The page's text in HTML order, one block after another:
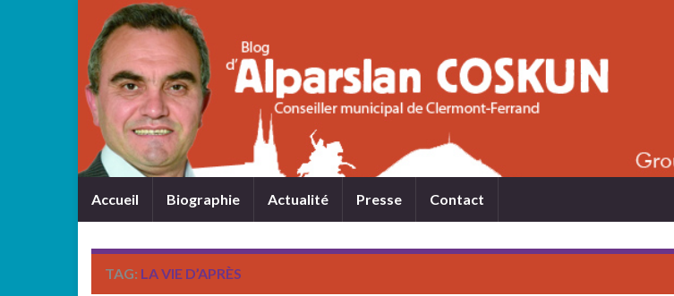
Accueil Biographie Actualité Presse Contact
TAG: LA VIE D’APRÈS